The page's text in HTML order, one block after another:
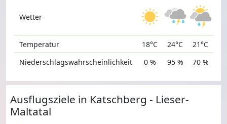
Wetter
Temperatur
Niederschlagswahrscheinlichkeit
18°C
0 %
24°C
95 %
21°C
70 %
Ausflugsziele in Katschberg - Lieser-
Maltatal